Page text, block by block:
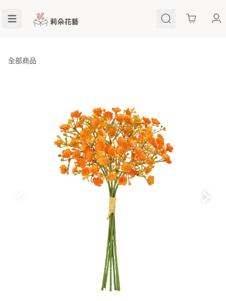
Cart
全部商品